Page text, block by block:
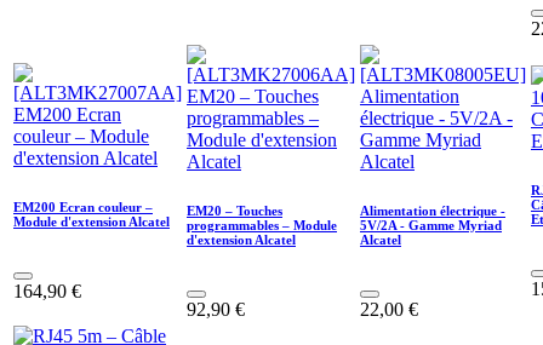
EM200 Ecran couleur –
Module d'extension Alcatel
164,90 €
EM20 – Touches
programmables – Module
d'extension Alcatel
92,90 €
Alimentation électrique -
5V/2A - Gamme Myriad
Alcatel
22,00 €